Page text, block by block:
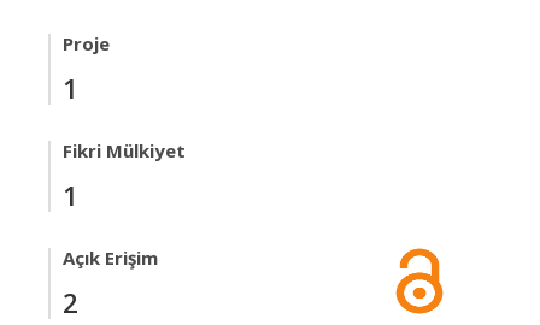
Proje
1
Fikri Mülkiyet
1
Açık Erişim
2